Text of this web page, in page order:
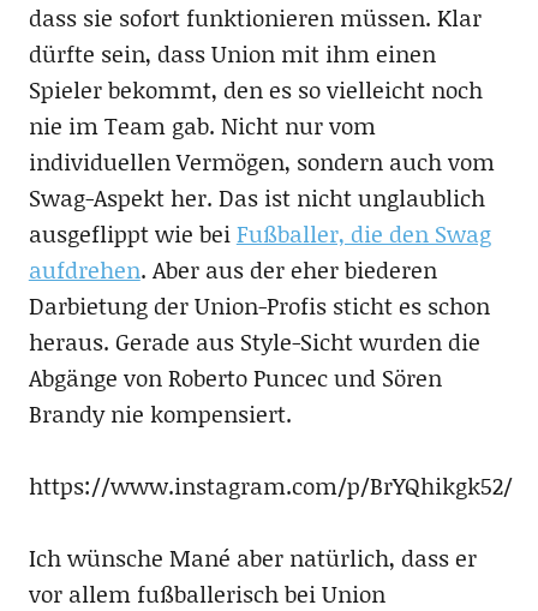
dass sie sofort funktionieren müssen. Klar
dürfte sein, dass Union mit ihm einen
Spieler bekommt, den es so vielleicht noch
nie im Team gab. Nicht nur vom
individuellen Vermögen, sondern auch vom
Swag-Aspekt her. Das ist nicht unglaublich
ausgeflippt wie beiFußballer, die den Swag
aufdrehen. Aber aus der eher biederen
Darbietung der Union-Profis sticht es schon
heraus. Gerade aus Style-Sicht wurden die
Abgänge von Roberto Puncec und Sören
Brandy nie kompensiert.
https://www.instagram.com/p/BrYQhikgk52/
Ich wünsche Mané aber natürlich, dass er
vor allem fußballerisch bei Union